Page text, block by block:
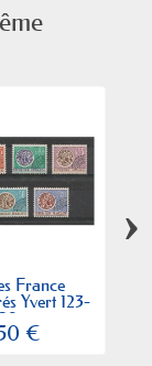
France
Yvert 123-
€
›